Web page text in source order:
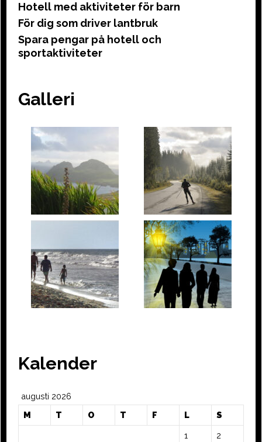
Hotell med aktiviteter för barn
För dig som driver lantbruk
Spara pengar på hotell och
sportaktiviteter
Galleri
Kalender
augusti 2026
M
T O T F L S
1 2